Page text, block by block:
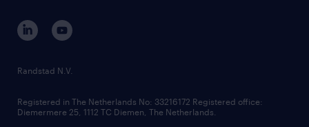
corporate governance
randstad innovation fund
country websites
Randstad N.V.
Registered in The Netherlands No: 33216172 Registered office:
Diemermere 25, 1112 TC Diemen, The Netherlands.